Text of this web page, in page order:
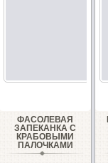
ФАСОЛЕВАЯ
ЗАПЕКАНКА С
КРАБОВЫМИ
ПАЛОЧКАМИ